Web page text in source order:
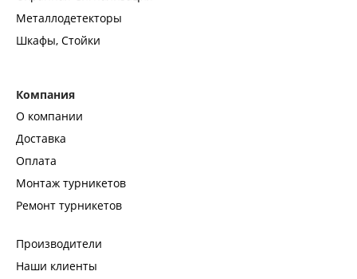
Металлодетекторы
Шкафы, Стойки
Компания
О компании
Доставка
Оплата
Монтаж турникетов
Ремонт турникетов
Производители
Наши клиенты